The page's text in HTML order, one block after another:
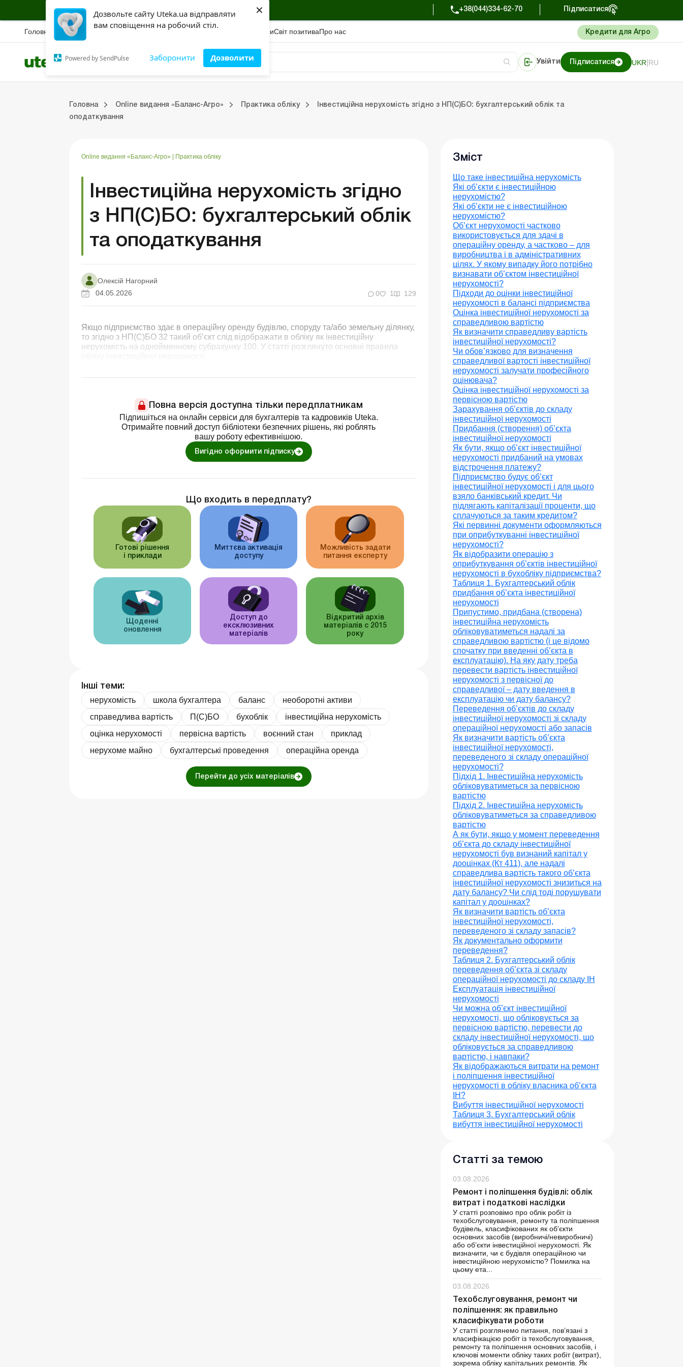
Дозвольте сайту Uteka.ua відправляти
вам сповіщення на робочий стіл.
Powered by SendPulse Заборонити Дозволити
×
Підписуйся на інформаційну страховку бухгалтера +38(044)334-62-70 Підписатися
Головна НовиниВебінари Спецрозбір Правова база СервісиСвiт позитиваПро нас Кредити для Агро
Розділи Всі категорії Увійти Підписатися UKR RU
Головна Online видання «Баланс-Агро» Практика обліку
Інвестиційна нерухомість згідно з НП(С)БО: бухгалтерський облік та
оподаткування
Online видання «Баланс-Агро» Практика обліку
Інвестиційна нерухомість згідно
з НП(С)БО: бухгалтерський облік
та оподаткування
Олексій Нагорний
04.05.2026
0 1 129
Якщо підприємство здає в операційну оренду будівлю, споруду та/або земельну ділянку,
то згідно з НП(С)БО 32 такий об’єкт слід відображати в обліку як інвестиційну
нерухомість на однойменному субрахунку 100. У статті розглянуто основні правила
Повна версія доступна тільки передплатникам
Підпишіться на онлайн сервіси для бухгалтерів та кадровиків Uteka.
Отримайте повний доступ бібліотеки безпечних рішень, які роблять
вашу роботу ефективнішою.
Вигідно оформити підписку
Що входить в передплату?
Готові рішення
і приклади
Миттєва активація
доступу
Можливість задати
питання експерту
Щоденні
оновлення
Доступ до
ексклюзивних
матеріалів
Відкритий архів
матеріалів c 2015
року
Інші теми:
нерухомість школа бухгалтера баланс
необоротні активи
справедлива вартість
П(С)БО бухоблік
інвестиційна нерухомість
оцінка нерухомості
первісна вартість воєнний стан
приклад
нерухоме майно
бухгалтерські проведення операційна оренда
Перейти до усіх матеріалів
Зміст
Що таке інвестиційна нерухомість
Які об’єкти є інвестиційною
нерухомістю?
Які об’єкти не є інвестиційною
нерухомістю?
Об’єкт нерухомості частково
використовується для здачі в
операційну оренду, а частково – для
виробництва і в адміністративних
цілях. У якому випадку його потрібно
визнавати об’єктом інвестиційної
нерухомості?
Підходи до оцінки інвестиційної
нерухомості в балансі підприємства
Оцінка інвестиційної нерухомості за
справедливою вартістю
Як визначити справедливу вартість
інвестиційної нерухомості?
Чи обов’язково для визначення
справедливої вартості інвестиційної
нерухомості залучати професійного
оцінювача?
Оцінка інвестиційної нерухомості за
первісною вартістю
Зарахування об’єктів до складу
інвестиційної нерухомості
Придбання (створення) об’єкта
інвестиційної нерухомості
Як бути, якщо об’єкт інвестиційної
нерухомості придбаний на умовах
відстрочення платежу?
Підприємство будує об’єкт
інвестиційної нерухомості і для цього
взяло банківський кредит. Чи
підлягають капіталізації проценти, що
сплачуються за таким кредитом?
Які первинні документи оформляються
при оприбуткуванні інвестиційної
нерухомості?
Як відобразити операцію з
оприбуткування об’єктів інвестиційної
нерухомості в бухобліку підприємства?
Таблиця 1. Бухгалтерський облік
придбання об’єкта інвестиційної
нерухомості
Припустимо, придбана (створена)
інвестиційна нерухомість
обліковуватиметься надалі за
справедливою вартістю (і це відомо
спочатку при введенні об’єкта в
експлуатацію). На яку дату треба
перевести вартість інвестиційної
нерухомості з первісної до
справедливої – дату введення в
експлуатацію чи дату балансу?
Переведення об’єктів до складу
інвестиційної нерухомості зі складу
операційної нерухомості або запасів
Як визначити вартість об’єкта
інвестиційної нерухомості,
переведеного зі складу операційної
нерухомості?
Підхід 1. Інвестиційна нерухомість
обліковуватиметься за первісною
вартістю
Підхід 2. Інвестиційна нерухомість
обліковуватиметься за справедливою
вартістю
А як бути, якщо у момент переведення
об’єкта до складу інвестиційної
нерухомості був визнаний капітал у
дооцінках (Кт 411), але надалі
справедлива вартість такого об’єкта
інвестиційної нерухомості знизиться на
дату балансу? Чи слід тоді порушувати
капітал у дооцінках?
Як визначити вартість об’єкта
інвестиційної нерухомості,
переведеного зі складу запасів?
Як документально оформити
переведення?
Таблиця 2. Бухгалтерський облік
переведення об’єкта зі складу
операційної нерухомості до складу ІН
Експлуатація інвестиційної
нерухомості
Чи можна об’єкт інвестиційної
нерухомості, що обліковується за
первісною вартістю, перевести до
складу інвестиційної нерухомості, що
обліковується за справедливою
вартістю, і навпаки?
Як відображаються витрати на ремонт
і поліпшення інвестиційної
нерухомості в обліку власника об’єкта
ІН?
Вибуття інвестиційної нерухомості
Таблиця 3. Бухгалтерський облік
вибуття інвестиційної нерухомості
Статті за темою
03.08.2026
Ремонт і поліпшення будівлі: облік
витрат і податкові наслідки
У статті розповімо про облік робіт із
техобслуговування, ремонту та поліпшення
будівель, класифікованих як об’єкти
основних засобів (виробничі/невиробничі)
або об’єкти інвестиційної нерухомості. Як
визначити, чи є будівля операційною чи
інвестиційною нерухомістю? Помилка на
цьому ета...
03.08.2026
Техобслуговування, ремонт чи
поліпшення: як правильно
класифікувати роботи
У статті розглянемо питання, пов’язані з
класифікацією робіт із техобслуговування,
ремонту та поліпшення основних засобів, і
ключові моменти обліку таких робіт (витрат),
зокрема обліку капітальних ремонтів. Як